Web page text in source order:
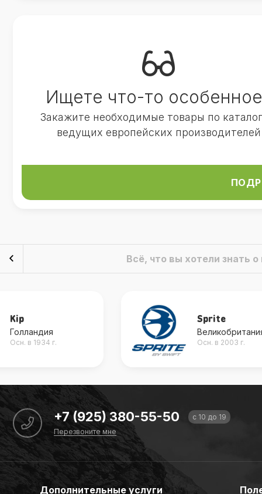
Ищете что-то
Закажите необходимые товары по
ведущих европейских производителей
Всё, что вы хотели знать
Kip
Голландия
Осн. в 1934 г.
Sprite
Осн. в 2003 г.
+7 (925) 380-55-50
с 10 до 19
Перезвоните мне
Дополнительные услуги